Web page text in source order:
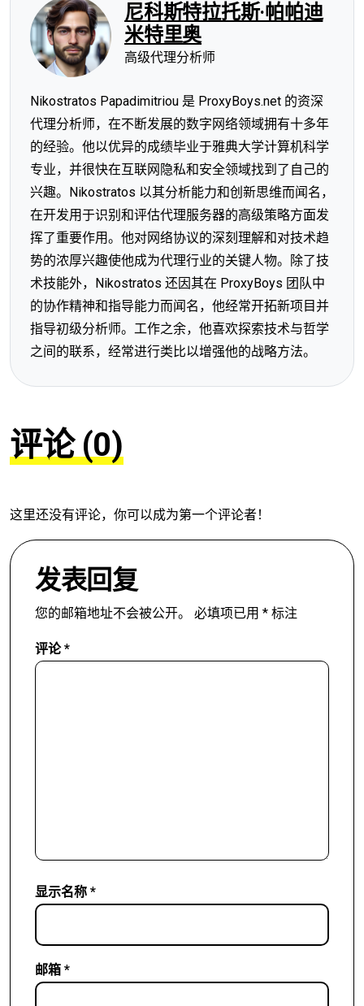
尼科斯特拉托斯·帕帕迪
米特里奥
高级代理分析师
Nikostratos Papadimitriou 是 ProxyBoys.net 的资深
代理分析师，在不断发展的数字网络领域拥有十多年
的经验。他以优异的成绩毕业于雅典大学计算机科学
专业，并很快在互联网隐私和安全领域找到了自己的
兴趣。Nikostratos 以其分析能力和创新思维而闻名，
在开发用于识别和评估代理服务器的高级策略方面发
挥了重要作用。他对网络协议的深刻理解和对技术趋
势的浓厚兴趣使他成为代理行业的关键人物。除了技
术技能外，Nikostratos 还因其在 ProxyBoys 团队中
的协作精神和指导能力而闻名，他经常开拓新项目并
指导初级分析师。工作之余，他喜欢探索技术与哲学
之间的联系，经常进行类比以增强他的战略方法。
评论 (0)
这里还没有评论，你可以成为第一个评论者！
发表回复
您的邮箱地址不会被公开。 必填项已用 * 标注
评论*
显示名称 *
邮箱 *